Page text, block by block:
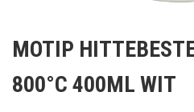
het
van
MOTIP
800°C 400ML WIT